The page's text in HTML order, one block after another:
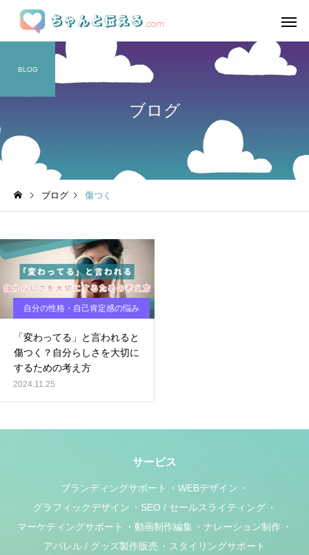
ブログ
BLOG
ブログ 傷つく
自分の性格・自己肯定感の悩み
「変わってる」と言われると
傷つく？自分らしさを大切に
するための考え方
2024.11.25
サービス
ブランディングサポート
WEBデザイン
グラフィックデザイン
SEO / セールスライティング
マーケティングサポート
動画制作編集
ナレーション制作
アパレル / グッズ製作販売
スタイリングサポート